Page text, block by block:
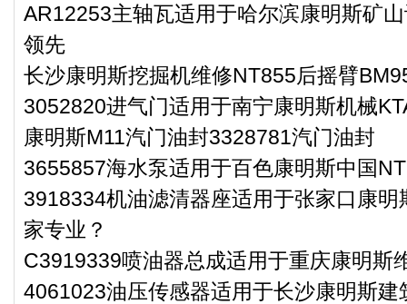
AR12253主轴瓦适用于哈尔滨康明斯矿
领先
长沙康明斯挖掘机维修NT855后摇臂
3052820进气门适用于南宁康明斯机械
康明斯M11汽门油封3328781汽门油封
3655857海水泵适用于百色康明斯中国
3918334机油滤清器座适用于张家口康
家专业？
C3919339喷油器总成适用于重庆康明斯
4061023油压传感器适用于长沙康明斯建